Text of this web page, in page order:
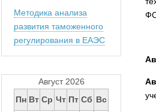
Методика анализа
развития таможенного
регулирования в ЕАЭС
Август 2026
Пн Вт Ср Чт Пт Сб Вс